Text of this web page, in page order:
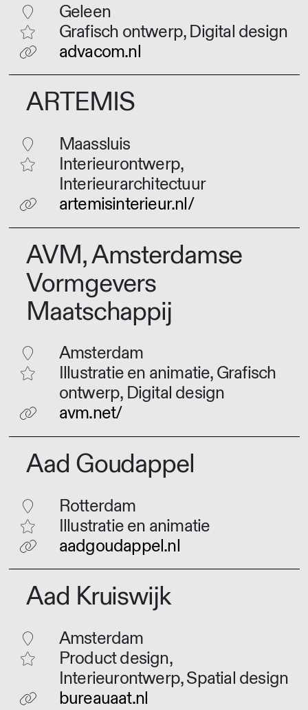
Geleen
Grafisch ontwerp, Digital design
advacom.nl
ARTEMIS
Maassluis
Interieurontwerp,
Interieurarchitectuur
artemisinterieur.nl/
AVM, Amsterdamse
Vormgevers
Maatschappij
Amsterdam
Illustratie en animatie, Grafisch
ontwerp, Digital design
avm.net/
Aad Goudappel
Rotterdam
Illustratie en animatie
aadgoudappel.nl
Aad Kruiswijk
Amsterdam
Product design,
Interieurontwerp, Spatial design
bureauaat.nl